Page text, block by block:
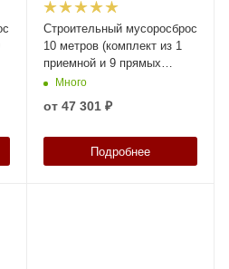
Строительный мусоросброс
10 метров (комплект из 1
приемной и 9 прямых
секций)
Много
от 47 301 ₽
Подробнее